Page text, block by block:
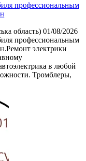
профессиональным
область) 01/08/2026
профессиональным
электрики
в любой
Тромблеры,